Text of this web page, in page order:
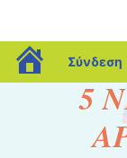
blogs.sch.gr
Σύνδεση
5